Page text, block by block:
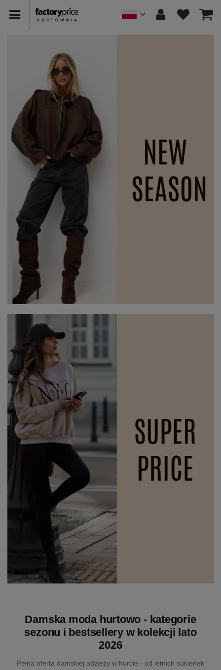
Damska moda hurtowo - kategorie
sezonu i bestsellery w kolekcji lato
2026
Pełna oferta damskiej odzieży w hurcie - od letnich sukienek